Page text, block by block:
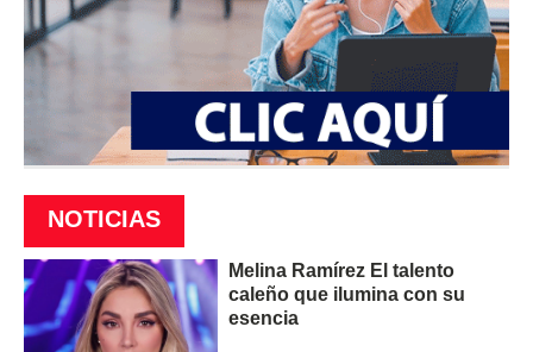
NOTICIAS
Melina Ramírez El talento
caleño que ilumina con su
esencia